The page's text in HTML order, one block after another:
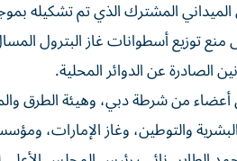
توزيع أسطوانات غاز البترول
الصادرة عن الدوائر المحلية.
من شرطة دبي، وهيئة الطرق
البشرية والتوطين، وغاز الإمارات،